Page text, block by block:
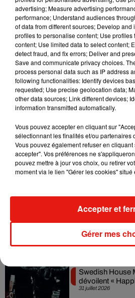
7 août 2026
RÜFÜS DU
album après sa
7 août 2026
Angèle et
collaboration
6 août 2026
Il y a 10 ans, DJ
dimension avec
Fred again.. et
leur mixtape
31 juillet 2026
Swedish House
dévoilent «
advertising; Measure advertising
performance; Understand audiences
of data from different sources; Develop
profiles to personalise content; Use profiles
content; Use limited data to select content;
detect fraud, and fix errors; Deliver and
Save and communicate privacy choices.
process personal data such as IP address
following functionalities: Identify devices
requested; Use precise geolocation data;
other data sources; Link different devices;
information transmitted automatically.
Vous pouvez accepter en cliquant sur
sélectionnant les finalités et/ou partenaires
Vous pouvez également refuser en
accepter". Vos préférences ne
pouvez mettre à jour vos choix, ou retirer
moment via le lien "Gérer les cookies"
Gérer mes
Accepter et